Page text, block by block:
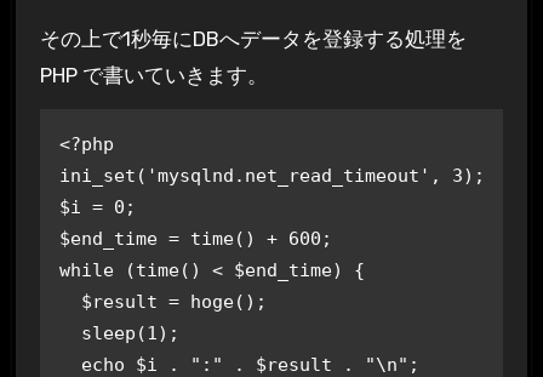
その上で1秒毎にDBへデータを登録する処理を
PHP で書いていきます。
<?php
ini_set('mysqlnd.net_read_timeout', 3);
$i = 0;
$end_time = time() + 600;
while (time() < $end_time) {
  $result = hoge();
  sleep(1);
  echo $i . ":" . $result . "\n";